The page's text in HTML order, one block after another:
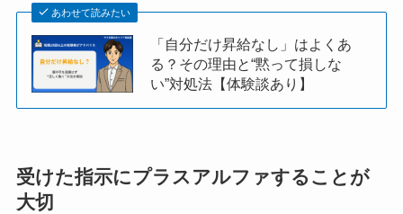
あわせて読みたい
「自分だけ昇給なし」はよくあ
る？その理由と“黙って損しな
い”対処法【体験談あり】
受けた指示にプラスアルファすることが
大切